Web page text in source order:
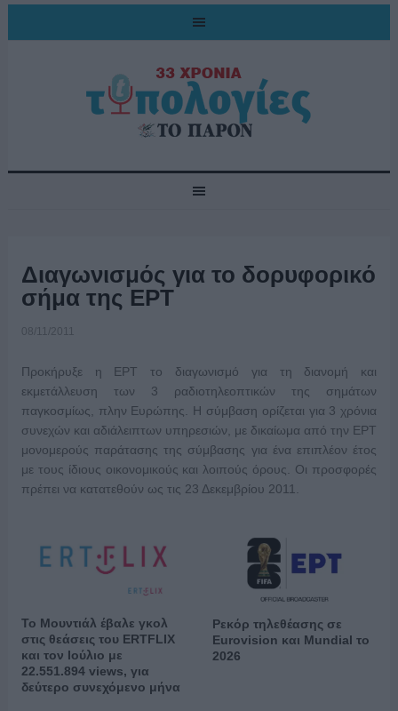
Διαγωνισμός για το δορυφορικό
σήμα της ΕΡΤ
08/11/2011
Προκήρυξε η ΕΡΤ το διαγωνισμό για τη διανομή και
εκμετάλλευση των 3 ραδιοτηλεοπτικών της σημάτων
παγκοσμίως, πλην Ευρώπης. Η σύμβαση ορίζεται για 3 χρόνια
συνεχών και αδιάλειπτων υπηρεσιών, με δικαίωμα από την ΕΡΤ
μονομερούς παράτασης της σύμβασης για ένα επιπλέον έτος
με τους ίδιους οικονομικούς και λοιπούς όρους. Οι προσφορές
πρέπει να κατατεθούν ως τις 23 Δεκεμβρίου 2011.
Το Μουντιάλ έβαλε γκολ
στις θεάσεις του ERTFLIX
και τον Ιούλιο με
22.551.894 views, για
δεύτερο συνεχόμενο μήνα
Ρεκόρ τηλεθέασης σε
Eurovision και Mundial το
2026